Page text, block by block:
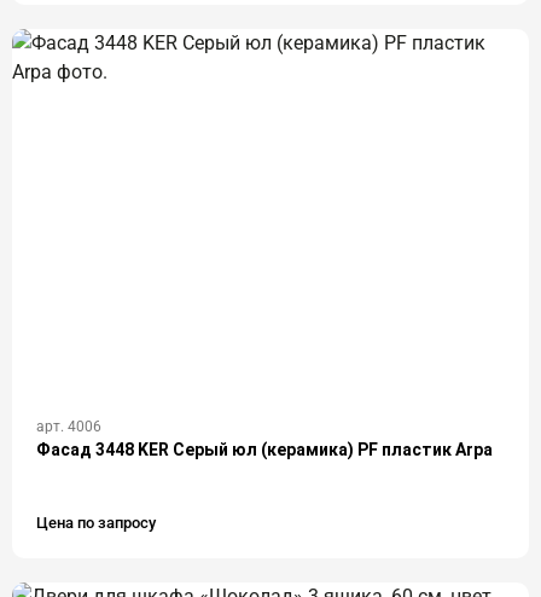
арт. 4006
Фасад 3448 KER Серый юл (керамика) PF пластик Arpa
Цена по запросу